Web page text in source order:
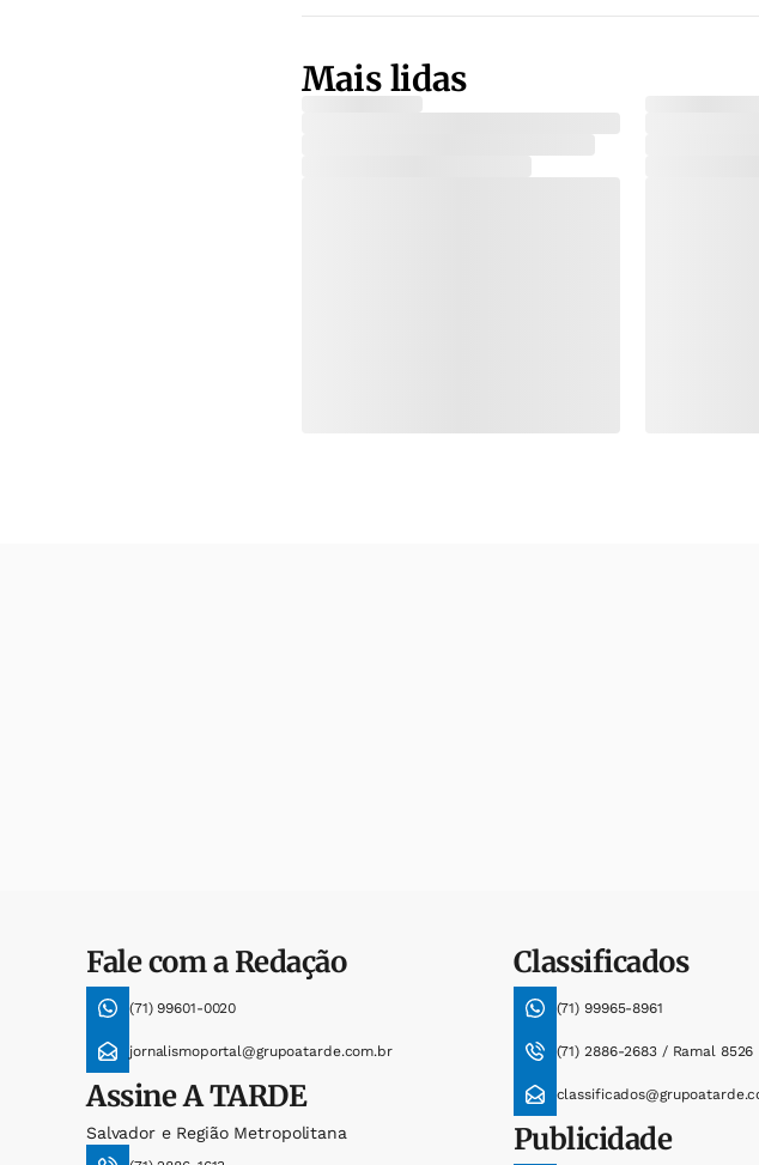
Mais lidas
Fale com a Redação
(71) 99601-0020
jornalismoportal@grupoatarde.com.br
AssineA TARDE
Salvador e Região Metropolitana
Classificados
(71) 99965-8961
(71) 2886-2683 / Ramal 8526
Publicidade